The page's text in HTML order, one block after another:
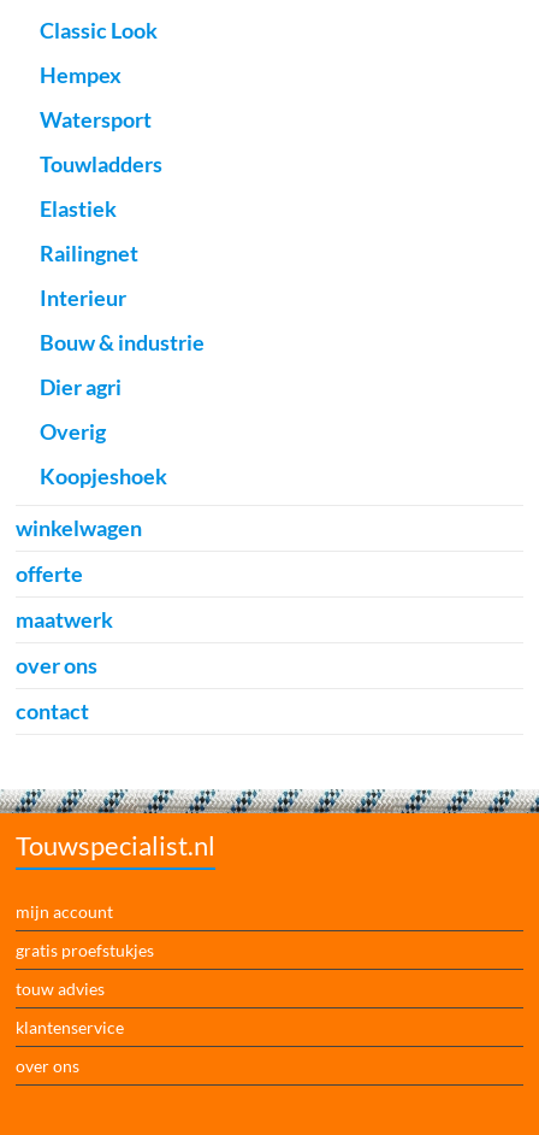
Classic Look
Hempex
Watersport
Touwladders
Elastiek
Railingnet
Interieur
Bouw & industrie
Dier agri
Overig
Koopjeshoek
winkelwagen
offerte
maatwerk
over ons
contact
Touwspecialist.nl
mijn account
gratis proefstukjes
touw advies
klantenservice
over ons